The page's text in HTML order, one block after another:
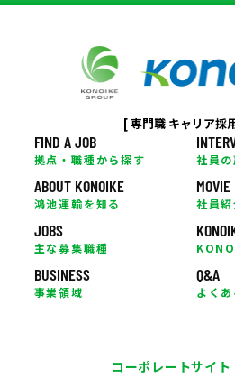
[ 専門職 キャリア採
コーポレートサイト
FIND A JOB
拠点・職種から探す
ABOUT KONOIKE
鴻池運輸を知る
JOBS
主な募集職種
BUSINESS
事業領域
社員の
MOVIE
社員
Q&A
よく